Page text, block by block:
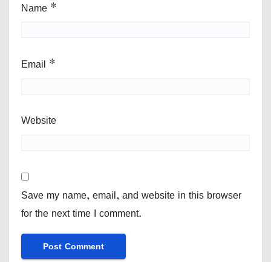
Name *
Email *
Website
Save my name, email, and website in this browser
for the next time I comment.